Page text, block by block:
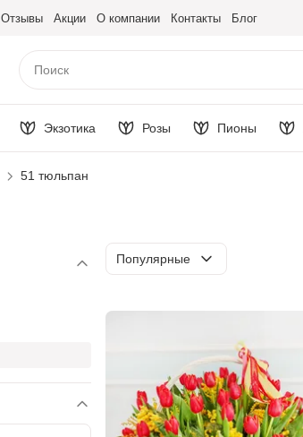
Отзывы Акции О компании Контакты Блог
Экзотика Розы Пионы
51 тюльпан
Сортировка
Популярные